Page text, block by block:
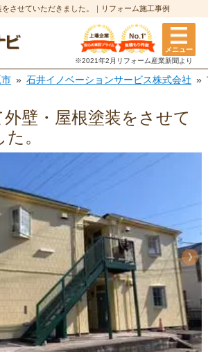
させていただきました。｜リフォーム施工事例
メニュー
※2021年2月リフォーム産業新聞より
石井イノベーションサービス株式会社
壁・屋根塗装をさせて
。
《